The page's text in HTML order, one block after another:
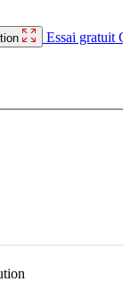
Essai gratuit